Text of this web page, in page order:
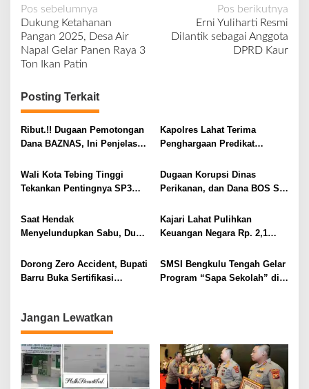
N
a
v
i
g
a
s
i
p
o
Pos sebelumnya
Dukung Ketahanan
Pangan 2025, Desa Air
Napal Gelar Panen Raya 3
Ton Ikan Patin
Pos berikutnya
Erni Yuliharti Resmi
Dilantik sebagai Anggota
DPRD Kaur
Posting Terkait
Ribut.!! Dugaan Pemotongan
Dana BAZNAS, Ini Penjelasan
Kapolres Lahat Terima
Penghargaan Predikat
Sumsel Tahun 2026
Wali Kota Tebing Tinggi
Tekankan Pentingnya SP3
Dugaan Korupsi Dinas
Perikanan, dan Dana BOS SD
Terus Dipertajam Kajari Lahat
Saat Hendak
Menyelundupkan Sabu, Dua
Kajari Lahat Pulihkan
Keuangan Negara Rp. 2,1
Dorong Zero Accident, Bupati
Barru Buka Sertifikasi
SMSI Bengkulu Tengah Gelar
Program “Sapa Sekolah” di
Jangan Lewatkan